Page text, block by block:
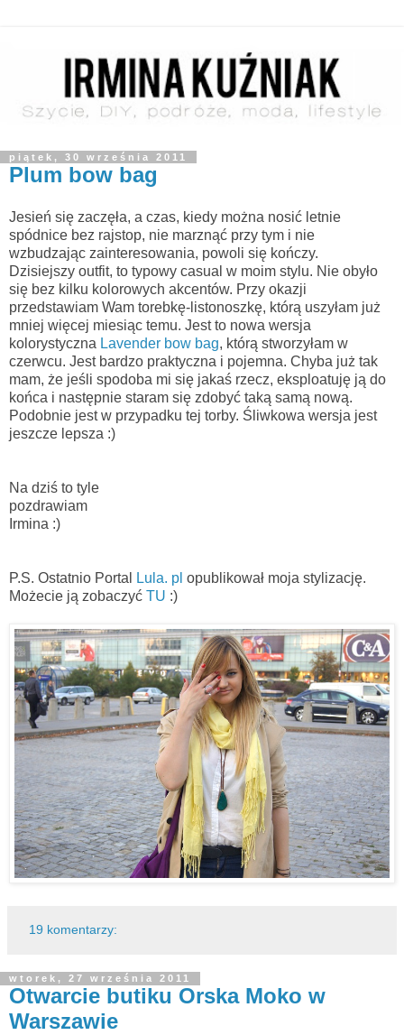
piątek, 30 września 2011
Plum bow bag
Jesień się zaczęła, a czas, kiedy można nosić letnie
spódnice bez rajstop, nie marznąć przy tym i nie
wzbudzając zainteresowania, powoli się kończy.
Dzisiejszy outfit, to typowy casual w moim stylu. Nie obyło
się bez kilku kolorowych akcentów. Przy okazji
przedstawiam Wam torebkę-listonoszkę, którą uszyłam już
mniej więcej miesiąc temu. Jest to nowa wersja
kolorystyczna Lavender bow bag, którą stworzyłam w
czerwcu. Jest bardzo praktyczna i pojemna. Chyba już tak
mam, że jeśli spodoba mi się jakaś rzecz, eksploatuję ją do
końca i następnie staram się zdobyć taką samą nową.
Podobnie jest w przypadku tej torby. Śliwkowa wersja jest
jeszcze lepsza :)
Na dziś to tyle
pozdrawiam
Irmina :)
P.S. Ostatnio Portal Lula. pl opublikował moja stylizację.
Możecie ją zobaczyć TU :)
19 komentarzy:
wtorek, 27 września 2011
Otwarcie butiku Orska Moko w
Warszawie